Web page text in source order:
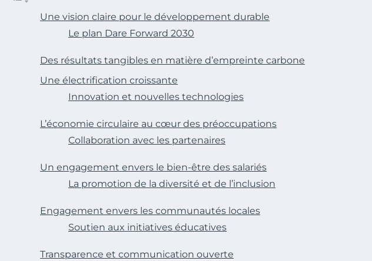
Une vision claire pour le développement durable
Le plan Dare Forward 2030
Des résultats tangibles en matière d’empreinte carbone
Une électrification croissante
Innovation et nouvelles technologies
L’économie circulaire au cœur des préoccupations
Collaboration avec les partenaires
Un engagement envers le bien-être des salariés
La promotion de la diversité et de l’inclusion
Engagement envers les communautés locales
Soutien aux initiatives éducatives
Transparence et communication ouverte